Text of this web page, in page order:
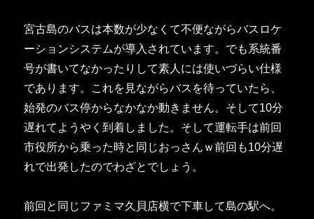
宮古島のバスは本数が少なくて不便ながらバスロケ
ーションシステムが導入されています。でも系統番
号が書いてなかったりして素人には使いづらい仕様
であります。これを見ながらバスを待っていたら、
始発のバス停からなかなか動きません。そして10分
遅れてようやく到着しました。そして運転手は前回
市役所から乗った時と同じおっさんｗ前回も10分遅
れで出発したのでわざとでしょう。
前回と同じファミマ久貝店横で下車して島の駅へ。